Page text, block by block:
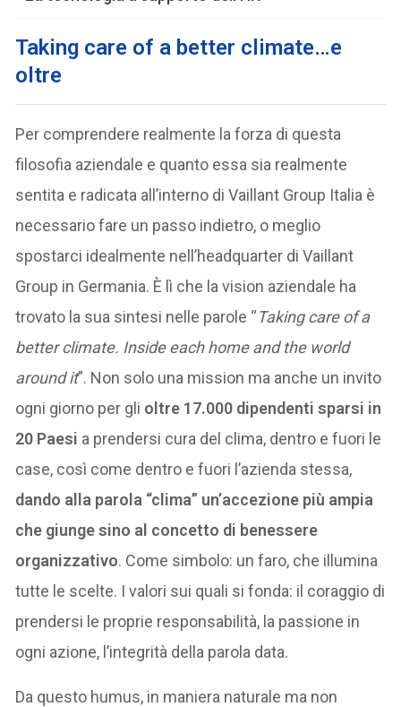
Taking care of a better climate…e
oltre
Per comprendere realmente la forza di questa
filosofia aziendale e quanto essa sia realmente
sentita e radicata all’interno di Vaillant Group Italia è
necessario fare un passo indietro, o meglio
spostarci idealmente nell’headquarter di Vaillant
Group in Germania. È lì che la vision aziendale ha
trovato la sua sintesi nelle parole “Taking care of a
better climate. Inside each home and the world
around it”. Non solo una mission ma anche un invito
ogni giorno per gli oltre 17.000 dipendenti sparsi in
20 Paesi a prendersi cura del clima, dentro e fuori le
case, così come dentro e fuori l’azienda stessa,
dando alla parola “clima” un’accezione più ampia
che giunge sino al concetto di benessere
organizzativo. Come simbolo: un faro, che illumina
tutte le scelte. I valori sui quali si fonda: il coraggio di
prendersi le proprie responsabilità, la passione in
ogni azione, l’integrità della parola data.
Da questo humus, in maniera naturale ma non